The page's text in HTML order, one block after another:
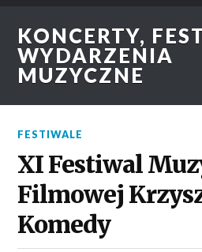
KONCERTY,
WYDARZENIA
MUZYCZNE
FESTIWALE
XI Festiwal
Filmowej
Komedy